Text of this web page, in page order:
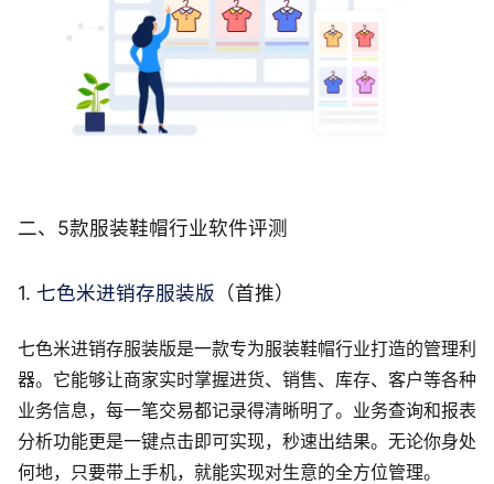
二、5款服装鞋帽行业软件评测
1. 七色米进销存服装版 （首推）
七色米进销存服装版是一款专为服装鞋帽行业打造的管理利
器。它能够让商家实时掌握进货、销售、库存、客户等各种
业务信息，每一笔交易都记录得清晰明了。业务查询和报表
分析功能更是一键点击即可实现，秒速出结果。无论你身处
何地，只要带上手机，就能实现对生意的全方位管理。